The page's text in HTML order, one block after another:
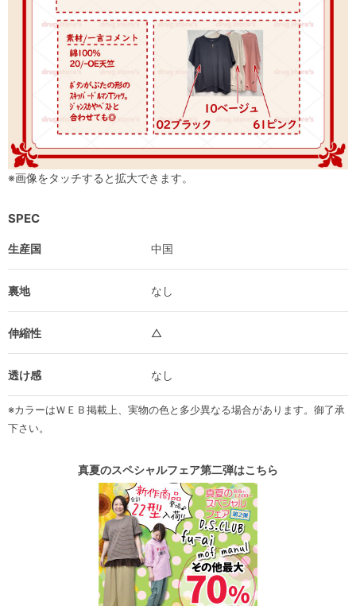
※画像をタッチすると拡大できます。
SPEC
生産国 中国
裏地 なし
伸縮性 △
透け感 なし
※カラーはＷＥＢ掲載上、実物の色と多少異なる場合があります。御了承
下さい。
真夏のスペシャルフェア第二弾はこちら